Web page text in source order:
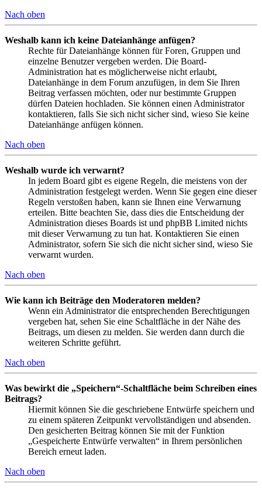
Nach oben
Weshalb kann ich keine Dateianhänge anfügen?
Rechte für Dateianhänge können für Foren, Gruppen und
einzelne Benutzer vergeben werden. Die Board-
Administration hat es möglicherweise nicht erlaubt,
Dateianhänge in dem Forum anzufügen, in dem Sie Ihren
Beitrag verfassen möchten, oder nur bestimmte Gruppen
dürfen Dateien hochladen. Sie können einen Administrator
kontaktieren, falls Sie sich nicht sicher sind, wieso Sie keine
Dateianhänge anfügen können.
Nach oben
Weshalb wurde ich verwarnt?
In jedem Board gibt es eigene Regeln, die meistens von der
Administration festgelegt werden. Wenn Sie gegen eine dieser
Regeln verstoßen haben, kann sie Ihnen eine Verwarnung
erteilen. Bitte beachten Sie, dass dies die Entscheidung der
Administration dieses Boards ist und phpBB Limited nichts
mit dieser Verwarnung zu tun hat. Kontaktieren Sie einen
Administrator, sofern Sie sich die nicht sicher sind, wieso Sie
verwarnt wurden.
Nach oben
Wie kann ich Beiträge den Moderatoren melden?
Wenn ein Administrator die entsprechenden Berechtigungen
vergeben hat, sehen Sie eine Schaltfläche in der Nähe des
Beitrags, um diesen zu melden. Sie werden dann durch die
weiteren Schritte geführt.
Nach oben
Was bewirkt die „Speichern“-Schaltfläche beim Schreiben eines
Beitrags?
Hiermit können Sie die geschriebene Entwürfe speichern und
zu einem späteren Zeitpunkt vervollständigen und absenden.
Den gesicherten Beitrag können Sie mit der Funktion
„Gespeicherte Entwürfe verwalten“ in Ihrem persönlichen
Bereich erneut laden.
Nach oben